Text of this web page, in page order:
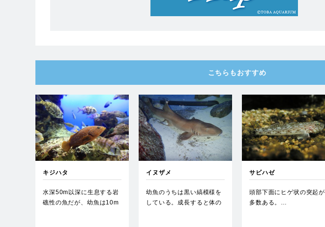
こちらもおすすめ
キジハタ
水深50m以深に生息する岩
礁性の魚だが、幼魚は10m
イヌザメ
幼魚のうちは黒い縞模様を
している。成長すると体の
サビハゼ
頭部下面にヒゲ状の突起が
多数ある。…